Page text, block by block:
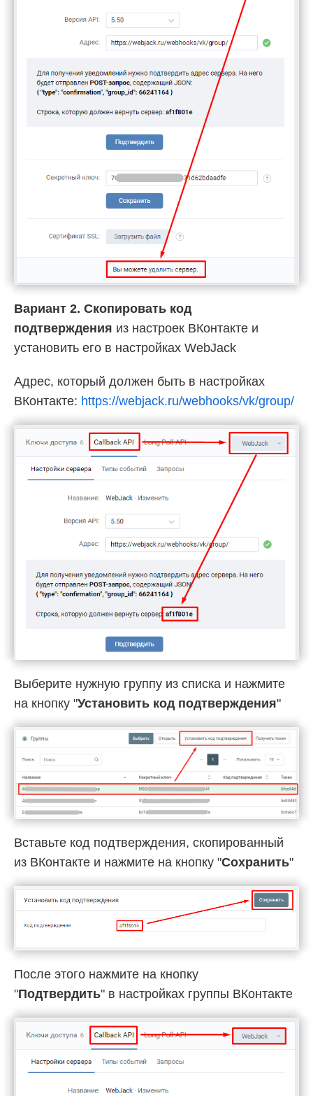
Вариант 2. Скопировать код
подтверждения из настроек ВКонтакте и
установить его в настройках WebJack
Адрес, который должен быть в настройках
ВКонтакте: https://webjack.ru/webhooks/vk/group/
Выберите нужную группу из списка и нажмите
на кнопку "Установить код подтверждения"
Вставьте код подтверждения, скопированный
из ВКонтакте и нажмите на кнопку "Сохранить"
После этого нажмите на кнопку
"Подтвердить" в настройках группы ВКонтакте